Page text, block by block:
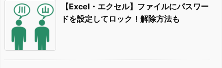
【Excel・エクセル】ファイルにパスワー
ドを設定してロック！解除方法も